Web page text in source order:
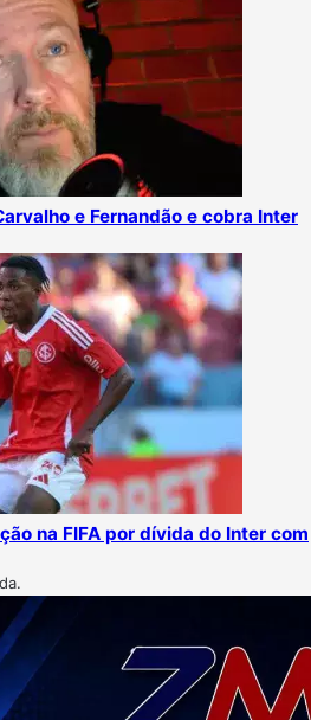
e Fernandão e cobra Inter
na FIFA por dívida do Inter com